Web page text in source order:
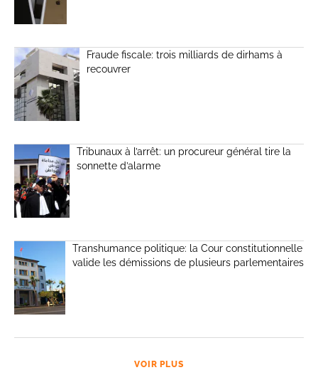
Fraude fiscale: trois milliards de dirhams à
recouvrer
Tribunaux à l’arrêt: un procureur général tire la
sonnette d’alarme
Transhumance politique: la Cour constitutionnelle
valide les démissions de plusieurs parlementaires
VOIR PLUS